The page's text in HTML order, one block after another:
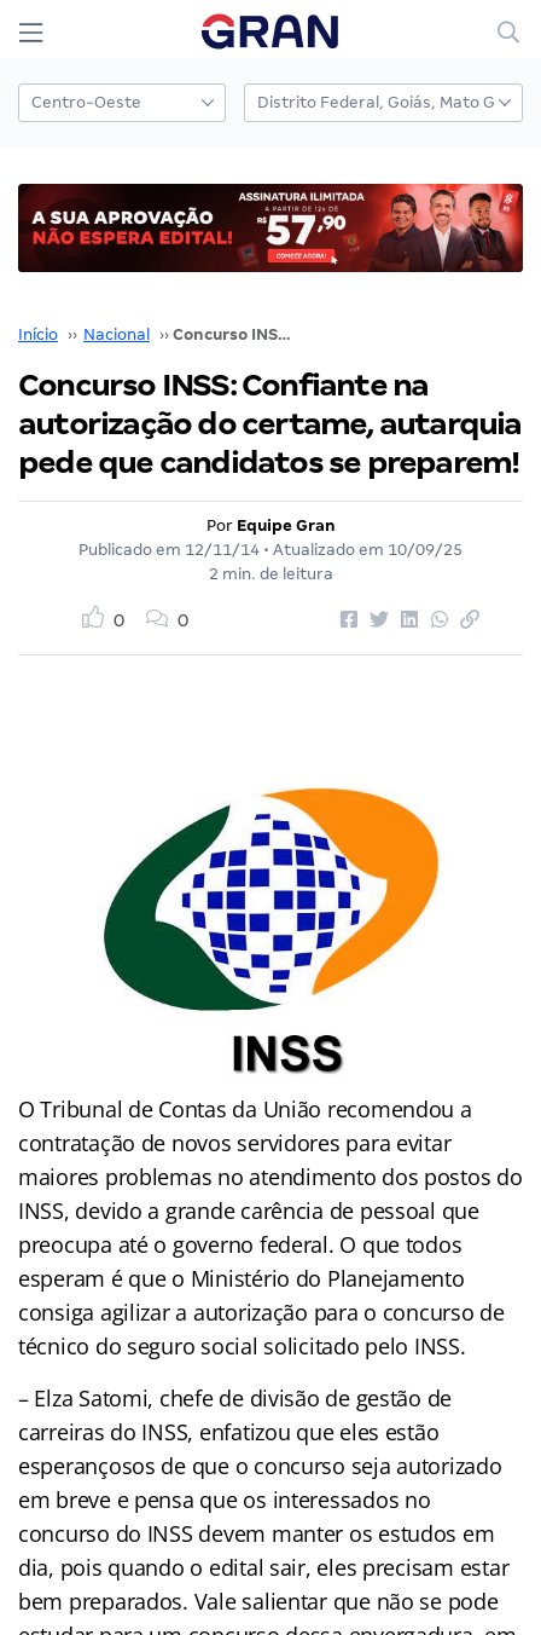
Início ›› Nacional ›› Concurso INSS: Confiante na autorização do certame, autarquia pede que candidatos se preparem!
Concurso INSS: Confiante na
autorização do certame, autarquia
pede que candidatos se preparem!
Por Equipe Gran
Publicado em 12/11/14 • Atualizado em 10/09/25
2 min. de leitura
0 0
O Tribunal de Contas da União recomendou a
contratação de novos servidores para evitar
maiores problemas no atendimento dos postos do
INSS, devido a grande carência de pessoal que
preocupa até o governo federal. O que todos
esperam é que o Ministério do Planejamento
consiga agilizar a autorização para o concurso de
técnico do seguro social solicitado pelo INSS.
– Elza Satomi, chefe de divisão de gestão de
carreiras do INSS, enfatizou que eles estão
esperançosos de que o concurso seja autorizado
em breve e pensa que os interessados no
concurso do INSS devem manter os estudos em
dia, pois quando o edital sair, eles precisam estar
bem preparados. Vale salientar que não se pode